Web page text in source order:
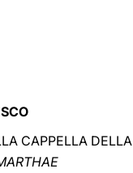
CAPPELLA DELLA